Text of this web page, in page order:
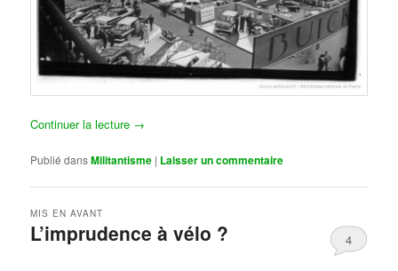
Continuer la lecture →
Publié dansMilitantisme | Laisser un commentaire
L’imprudence à vélo ?
MIS EN AVANT
4